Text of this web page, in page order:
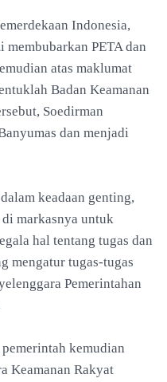
Indonesia,
membubarkan PETA dan
atas maklumat
Badan Keamanan
Soedirman
dan menjadi
keadaan genting,
di markasnya untuk
hal tentang tugas dan
mengatur tugas-tugas
Pemerintahan
kemudian
Keamanan Rakyat